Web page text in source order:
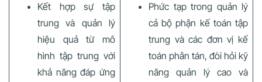
Kết hợp sự tập
trung và quản lý
hiệu quả từ mô
hình tập trung với
khả năng đáp ứng
Phức tạp trong quản lý
cả bộ phận kế toán tập
trung và các đơn vị kế
toán phân tán, đòi hỏi kỹ
năng quản lý cao và